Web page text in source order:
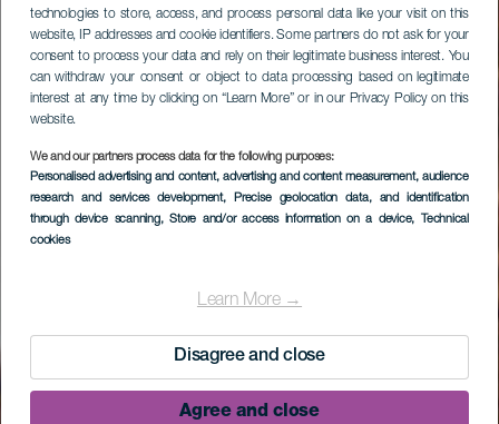
technologies to store, access, and process personal data like your visit on this
website, IP addresses and cookie identifiers. Some partners do not ask for your
consent to process your data and rely on their legitimate business interest. You
can withdraw your consent or object to data processing based on legitimate
interest at any time by clicking on “Learn More” or in our Privacy Policy on this
website.
We and our partners process data for the following purposes:
Personalised advertising and content, advertising and content measurement, audience
research and services development, Precise geolocation data, and identification
through device scanning, Store and/or access information on a device, Technical
cookies
Learn More →
Disagree and close
Agree and close